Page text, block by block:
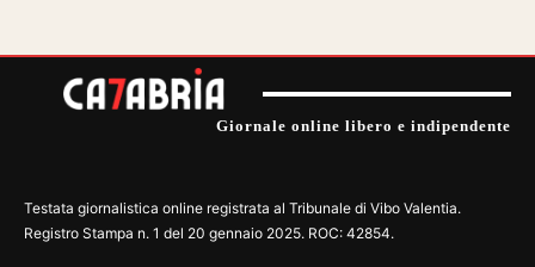
Giornale online libero e indipendente
Testata giornalistica online registrata al Tribunale di Vibo Valentia.
Registro Stampa n. 1 del 20 gennaio 2025. ROC: 42854.